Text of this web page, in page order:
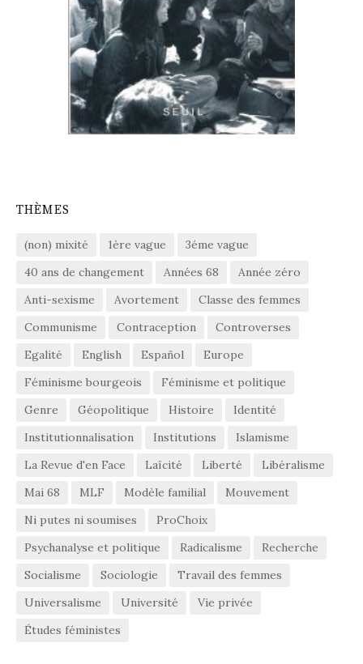
THÈMES
(non) mixité 1ère vague
3éme vague
40 ans de changement
Années 68
Année zéro
Anti-sexisme
Avortement
Classe des femmes
Communisme
Contraception
Controverses
Egalité
English Español
Europe
Féminisme bourgeois
Féminisme et politique
Genre
Géopolitique Histoire
Identité
Institutionnalisation
Institutions
Islamisme
La Revue d'en Face
Laïcité Liberté
Libéralisme
Mai 68
MLF Modèle familial
Mouvement
Ni putes ni soumises
ProChoix
Psychanalyse et politique
Radicalisme
Recherche
Socialisme
Sociologie
Travail des femmes
Universalisme
Université
Vie privée
Études féministes